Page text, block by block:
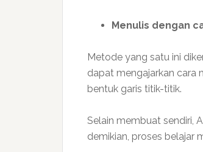
Menulis dengan
Metode yang satu ini
dapat mengajarkan cara
bentuk garis titik-titik.
Selain membuat sendiri,
demikian, proses belajar